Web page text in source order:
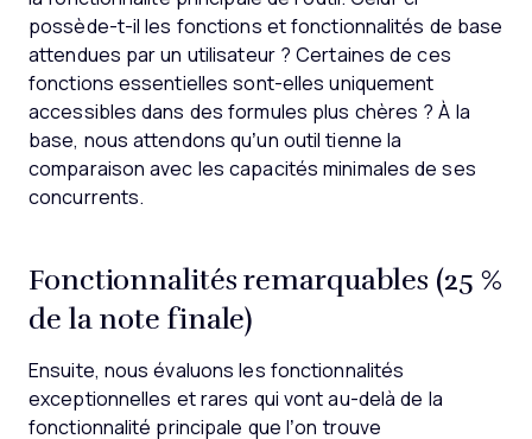
possède-t-il les fonctions et fonctionnalités de base
attendues par un utilisateur ? Certaines de ces
fonctions essentielles sont-elles uniquement
accessibles dans des formules plus chères ? À la
base, nous attendons qu’un outil tienne la
comparaison avec les capacités minimales de ses
concurrents.
Fonctionnalités remarquables (25 %
de la note finale)
Ensuite, nous évaluons les fonctionnalités
exceptionnelles et rares qui vont au-delà de la
fonctionnalité principale que l’on trouve